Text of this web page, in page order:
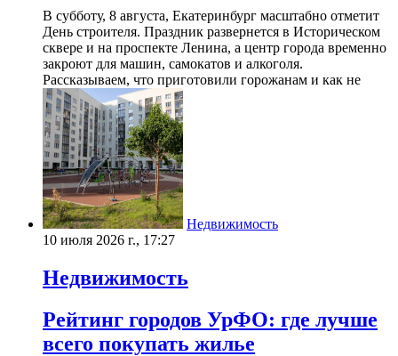
В субботу, 8 августа, Екатеринбург масштабно отметит
День строителя. Праздник развернется в Историческом
сквере и на проспекте Ленина, а центр города временно
закроют для машин, самокатов и алкоголя.
Рассказываем, что приготовили горожанам и как не
Недвижимость
10 июля 2026 г., 17:27
Недвижимость
Рейтинг городов УрФО: где лучше
всего покупать жилье